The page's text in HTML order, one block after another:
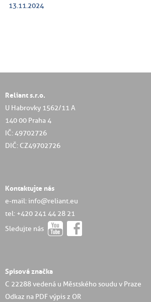
13.11.2024
Reliant s.r.o.
U Habrovky 1562/11 A
140 00 Praha 4
IČ: 49702726
DIČ: CZ49702726
Kontaktujte nás
e-mail: info@reliant.eu
tel: +420 241 44 28 21
Sledujte nás
Spisová značka
C 22288 vedená u Městského soudu v Praze
Odkaz na PDF výpis z OR